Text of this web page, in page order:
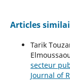
Articles
Tarik
secteur
Journal of